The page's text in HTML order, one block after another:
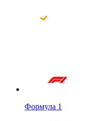
Формула 1